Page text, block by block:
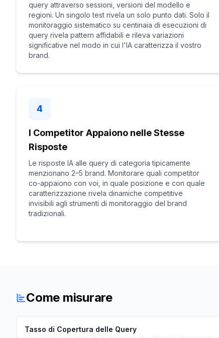
query attraverso sessioni, versioni del modello e
regioni. Un singolo test rivela un solo punto dati. Solo il
monitoraggio sistematico su centinaia di esecuzioni di
query rivela pattern affidabili e rileva variazioni
significative nel modo in cui l'IA caratterizza il vostro
brand.
4
I Competitor Appaiono nelle Stesse
Risposte
Le risposte IA alle query di categoria tipicamente
menzionano 2–5 brand. Monitorare quali competitor
co-appaiono con voi, in quale posizione e con quale
caratterizzazione rivela dinamiche competitive
invisibili agli strumenti di monitoraggio del brand
tradizionali.
Come misurare
Tasso di Copertura delle Query